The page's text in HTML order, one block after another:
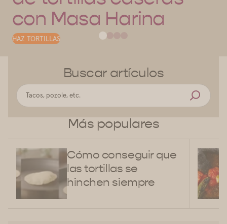
con Masa Harina
HAZ TORTILLAS
Buscar artículos
Más populares
Cómo conseguir que
las tortillas se
hinchen siempre